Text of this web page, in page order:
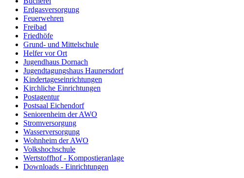
Erdgasversorgung
Feuerwehren
Freibad
Friedhöfe
Grund- und Mittelschule
Helfer vor Ort
Jugendhaus Dornach
Jugendtagungshaus Haunersdorf
Kindertageseinrichtungen
Kirchliche Einrichtungen
Postagentur
Postsaal Eichendorf
Seniorenheim der AWO
Stromversorgung
Wasserversorgung
Wohnheim der AWO
Volkshochschule
Wertstoffhof - Kompostieranlage
Downloads - Einrichtungen